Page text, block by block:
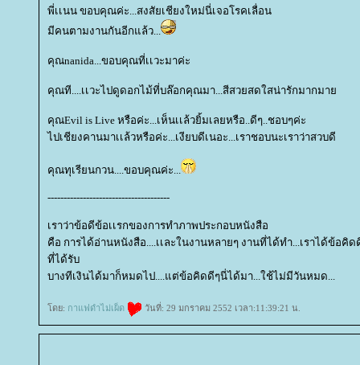
พี่เเนน ขอบคุณค่ะ...สงสัยเชียงใหม่นี่เจอโรคเลื่อน
มีคนตามงานกันอีกแล้ว...
คุณnanida...ขอบคุณที่เเวะมาค่ะ
คุณที....เเวะไปดูดอกไม้ที่บล๊อกคุณมา...สีสวยสดใสน่ารักมากมา
คุณEvil is Live หรือค่ะ...เห็นเเล้วยิ้มเลยหรือ..ดีๆ..ชอบๆค่ะ
ไปเชียงคานมาเเล้วหรือค่ะ...เงียบดีเนอะ...เราชอบนะเราว่าสวบดี
คุณทุเรียนกวน....ขอบคุณค่ะ...
--------------------------------------
เราว่าข้อดีข้อเเรกของการทำภาพประกอบหนังสือ
คือ การได้อ่านหนังสือ....เเละในงานหลายๆ งานที่ได้ทำ...เราได้ข้อคิ
ที่ได้รับ
บางทีเงินได้มาก็หมดไป....แต่ข้อคิดดีๆนี่ได้มา...ใช้ไม่มีวันหมด...
ดย: กาแฟดำไม่เผ็ด วันที่: 29 มกราคม 2552 เวลา:11:39:21 น.